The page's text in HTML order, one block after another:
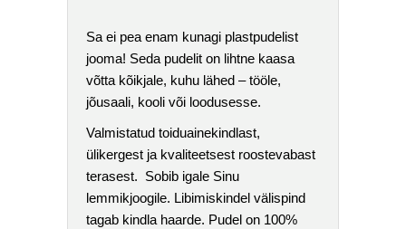
Sa ei pea enam kunagi plastpudelist
jooma! Seda pudelit on lihtne kaasa
võtta kõikjale, kuhu lähed – tööle,
jõusaali, kooli või loodusesse.
Valmistatud toiduainekindlast,
ülikergest ja kvaliteetsest roostevabast
terasest. Sobib igale Sinu
lemmikjoogile. Libimiskindel välispind
tagab kindla haarde. Pudel on 100%